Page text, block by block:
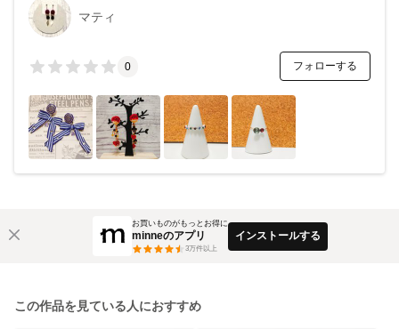
マティ
0 フォローする
お買いものがもっとお得に
minneのアプリ
3万件以上
インストールする
この作品を見ている人におすすめ